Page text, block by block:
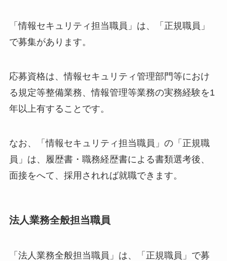
「情報セキュリティ担当職員」は、「正規職員」
で募集があります。
応募資格は、情報セキュリティ管理部門等におけ
る規定等整備業務、情報管理等業務の実務経験を1
年以上有することです。
なお、「情報セキュリティ担当職員」の「正規職
員」は、履歴書・職務経歴書による書類選考後、
面接をへて、採用されれば就職できます。
法人業務全般担当職員
「法人業務全般担当職員」は、「正規職員」で募